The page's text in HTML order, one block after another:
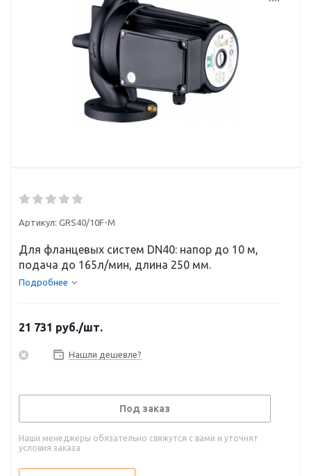
Артикул: GRS40/10F-М
Для фланцевых систем DN40: напор до 10 м,
подача до 165л/мин, длина 250 мм.
Подробнее
21 731 руб./шт.
Нашли дешевле?
Под заказ
Наши менеджеры обязательно свяжутся с вами и уточнят
условия заказа